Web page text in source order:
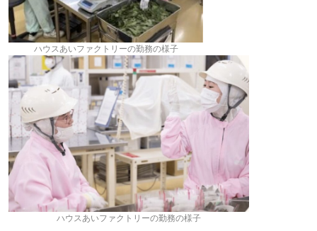
ハウスあいファクトリーの勤務の様子
ハウスあいファクトリーの勤務の様子